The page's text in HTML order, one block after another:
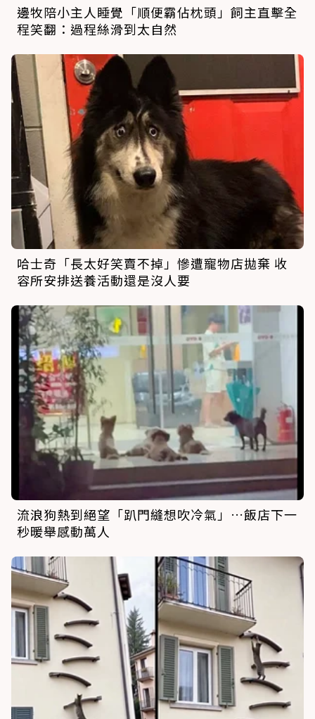
邊牧陪小主人睡覺「順便霸佔枕頭」飼主直擊全
程笑翻：過程絲滑到太自然
哈士奇「長太好笑賣不掉」慘遭寵物店拋棄 收
容所安排送養活動還是沒人要
流浪狗熱到絕望「趴門縫想吹冷氣」…飯店下一
秒暖舉感動萬人